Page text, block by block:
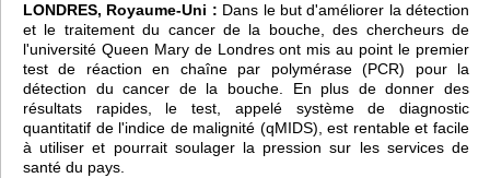
LONDRES, Royaume-Uni : Dans le but d'améliorer la détection
et le traitement du cancer de la bouche, des chercheurs de
l'université Queen Mary de Londres ont mis au point le premier
test de réaction en chaîne par polymérase (PCR) pour la
détection du cancer de la bouche. En plus de donner des
résultats rapides, le test, appelé système de diagnostic
quantitatif de l'indice de malignité (qMIDS), est rentable et facile
à utiliser et pourrait soulager la pression sur les services de
santé du pays.